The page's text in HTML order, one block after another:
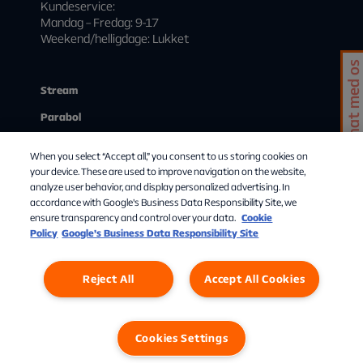
Kundeservice:
Mandag – Fredag: 9-17
Weekend/helligdage: Lukket
Stream
Parabol
Mit abonnement
Start streaming
Om Allente
Privatlivspolitik Cookies Settings
Chat med os
When you select “Accept all,” you consent to us storing cookies on
your device. These are used to improve navigation on the website,
analyze user behavior, and display personalized advertising. In
accordance with Google's Business Data Responsibility Site, we
ensure transparency and control over your data. Cookie
Policy Google’s Business Data Responsibility Site
Accept All Cookies
Reject All
Cookies Settings